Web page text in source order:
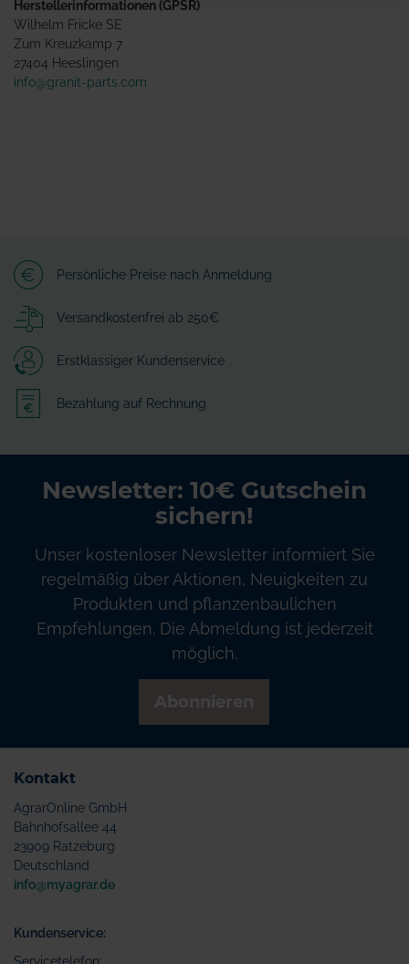
Herstellerinformationen (GPSR)
Wilhelm Fricke SE
Zum Kreuzkamp 7
27404 Heeslingen
info@granit-parts.com
Persönliche Preise nach Anmeldung
Versandkostenfrei ab 250€
Erstklassiger Kundenservice
Bezahlung auf Rechnung
Newsletter: 10€ Gutschein
sichern!
Unser kostenloser Newsletter informiert Sie
regelmäßig über Aktionen, Neuigkeiten zu
Produkten und pflanzenbaulichen
Empfehlungen. Die Abmeldung ist jederzeit
möglich.
Kontakt
AgrarOnline GmbH
Bahnhofsallee 44
23909 Ratzeburg
Deutschland
info@myagrar.de
Kundenservice: